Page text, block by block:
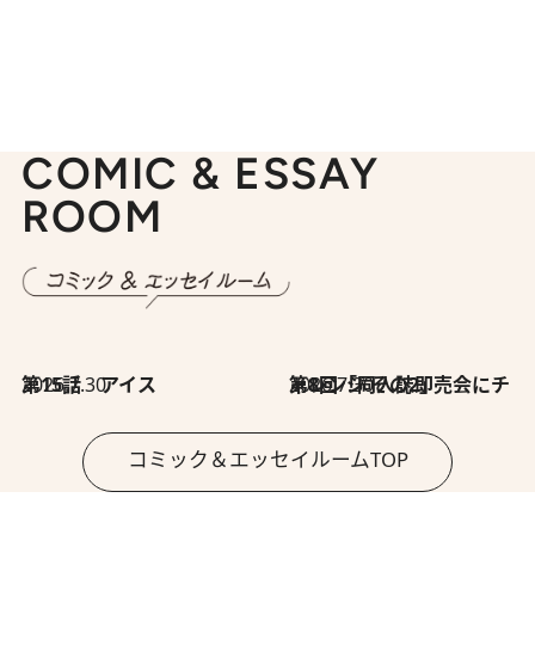
COMIC & ESSAY
ROOM
2026.7.30
第15話 アイス 2026.7.30
第8回「同人誌即売会にチャレンジ その2」
コミック＆エッセイルームTOP